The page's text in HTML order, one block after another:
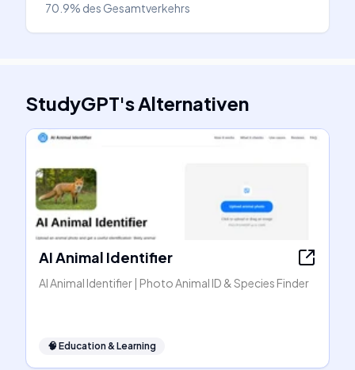
70.9% des Gesamtverkehrs
StudyGPT'sAlternativen
AI Animal Identifier
AI Animal Identifier | Photo Animal ID & Species Finder
🧠 Education & Learning